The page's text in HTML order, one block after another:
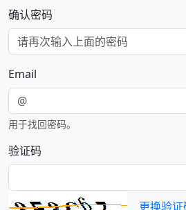
确认密码
Email
用于找回密码。
验证码
更换验证